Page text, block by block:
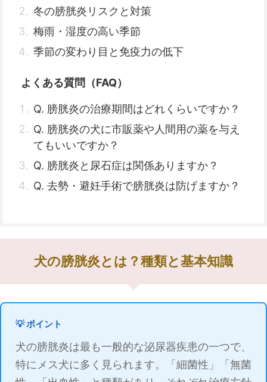
冬の膀胱炎リスクと対策
梅雨・湿度の高い季節
季節の変わり目と免疫力の低下
よくある質問（FAQ）
Q. 膀胱炎の治療期間はどれくらいですか？
Q. 膀胱炎の犬に市販薬や人間用の薬を与え
てもいいですか？
Q. 膀胱炎と尿石症は関係ありますか？
Q. 去勢・避妊手術で膀胱炎は防げますか？
犬の膀胱炎とは？種類と基本知識
💡 ポイント
犬の膀胱炎は最も一般的な泌尿器疾患の一つで、
特にメス犬に多く見られます。「細菌性」「無菌